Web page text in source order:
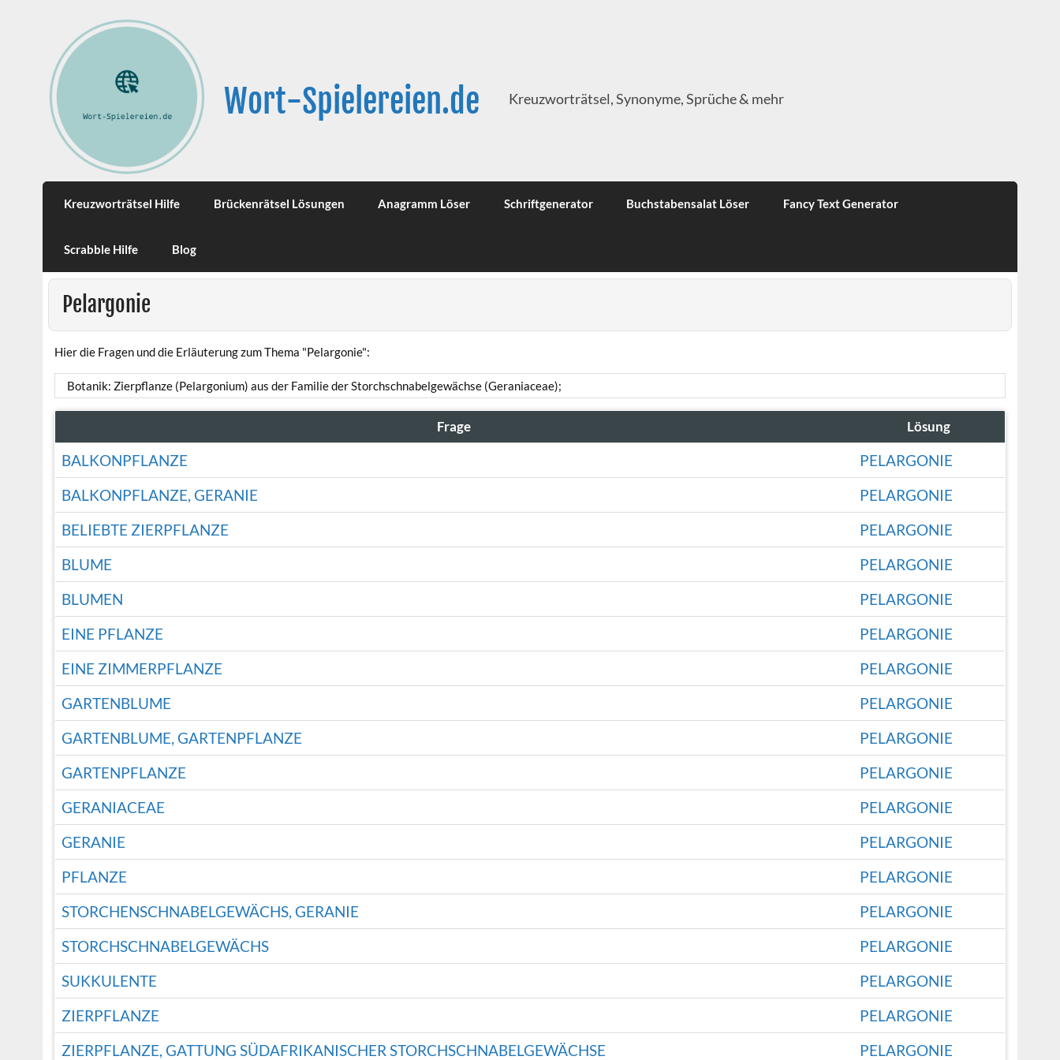
Wort-Spielereien.de Kreuzworträtsel, Synonyme, Sprüche & mehr
Kreuzworträtsel Hilfe Brückenrätsel Lösungen Anagramm Löser Schriftgenerator Buchstabensalat Löser Fancy Text Generator
Scrabble Hilfe Blog
Pelargonie
Hier die Fragen und die Erläuterung zum Thema "Pelargonie":
Botanik: Zierpflanze (Pelargonium) aus der Familie der Storchschnabelgewächse (Geraniaceae);
Frage Lösung
BALKONPFLANZE
PELARGONIE
BALKONPFLANZE, GERANIE
PELARGONIE
BELIEBTE ZIERPFLANZE
PELARGONIE
BLUME
PELARGONIE
BLUMEN
PELARGONIE
EINE PFLANZE
PELARGONIE
EINE ZIMMERPFLANZE
PELARGONIE
GARTENBLUME
PELARGONIE
GARTENBLUME, GARTENPFLANZE
PELARGONIE
GARTENPFLANZE
PELARGONIE
GERANIACEAE
PELARGONIE
GERANIE
PELARGONIE
PFLANZE
PELARGONIE
STORCHENSCHNABELGEWÄCHS, GERANIE
PELARGONIE
STORCHSCHNABELGEWÄCHS
PELARGONIE
SUKKULENTE
PELARGONIE
ZIERPFLANZE
PELARGONIE
ZIERPFLANZE, GATTUNG SÜDAFRIKANISCHER STORCHSCHNABELGEWÄCHSE
PELARGONIE